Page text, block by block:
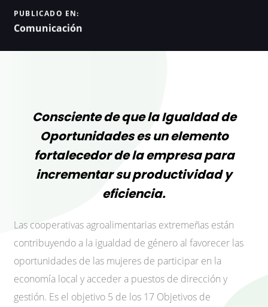
PUBLICADO EN:
Comunicación
Consciente de que la Igualdad de
Oportunidades es un elemento
fortalecedor de la empresa para
incrementar su productividad y
eficiencia.
Las cooperativas agroalimentarias extremeñas están
contribuyendo a la igualdad de género al favorecer las
oportunidades de las mujeres de participar en la
economía local y acceder a puestos de dirección y
gestión. Es el objetivo 5 de los 17 Objetivos de